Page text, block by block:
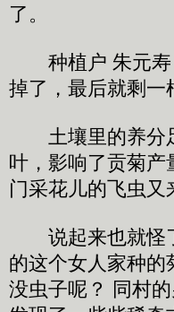
了。
种植户 朱元寿
掉了，最后就剩一
土壤里的养分足
叶，影响了贡菊
门采花儿的飞虫
说起来也就怪了
的这个女人家种
没虫子呢？ 同村